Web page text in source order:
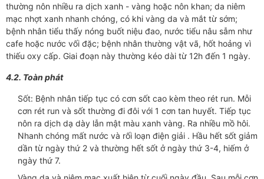
thường nôn nhiều ra dịch xanh - vàng hoặc nôn khan; da niêm
mạc nhợt xanh nhanh chóng, có khi vàng da và mắt từ sớm;
bệnh nhân tiểu thấy nóng buốt niệu đao, nước tiểu nâu sẫm như
cafe hoặc nước vối đặc; bệnh nhân thường vật vã, hốt hoảng vì
thiếu oxy cấp. Giai đoạn này thường kéo dài từ 12h đến 1 ngày.
4.2. Toàn phát
Sốt: Bệnh nhân tiếp tục có cơn sốt cao kèm theo rét run. Mỗi
cơn rét run và sốt thường đi đôi với 1 cơn tan huyết. Tiếp tục
nôn ra dịch dạ dày lẫn mật màu xanh vàng. Ra nhiều mồ hôi.
Nhanh chóng mất nước và rối loạn điện giải . Hầu hết sốt giảm
dần từ ngày thứ 2 và thường hết sốt ở ngày thứ 3-4, hiếm ở
ngày thứ 7.